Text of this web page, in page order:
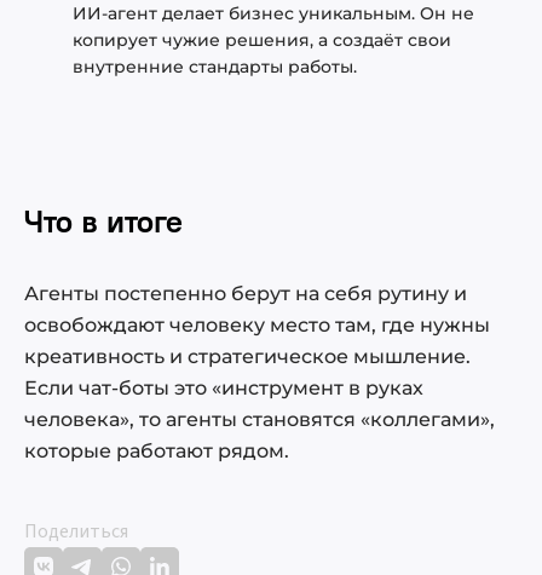
ИИ-агент делает бизнес уникальным. Он не
копирует чужие решения, а создаёт свои
внутренние стандарты работы.
Что в итоге
Агенты постепенно берут на себя рутину и
освобождают человеку место там, где нужны
креативность и стратегическое мышление.
Если чат-боты это «инструмент в руках
человека», то агенты становятся «коллегами»,
которые работают рядом.
Поделиться